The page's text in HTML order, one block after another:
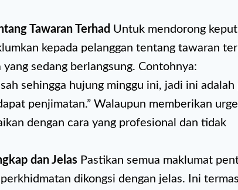
Tawaran Terhad Untuk mendorong
kepada pelanggan tentang tawaran
sedang berlangsung. Contohnya:
sehingga hujung minggu ini, jadi ini adalah
penjimatan.” Walaupun memberikan
dengan cara yang profesional dan tidak
dan Jelas Pastikan semua maklumat
dikongsi dengan jelas. Ini